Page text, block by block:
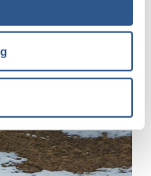
mer robust,
han.